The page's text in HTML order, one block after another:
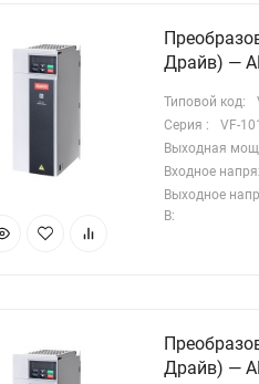
давления или расхода);
— Групповое каскадное
(автоматическое
— Автоматическую адаптацию
технологического процесса;
— Контроль потери фаз
— Функции контроля
насосов.
Преобразователи частоты серии
Драйв) —
Типовой код:
Серия :
VF-
Выходная
Входное
Выходное
В:
Драйв) —